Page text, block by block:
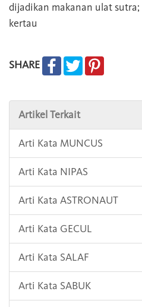
dijadikan makanan ulat sutra;
kertau
SHARE
Artikel Terkait
Arti Kata MUNCUS
Arti Kata NIPAS
Arti Kata ASTRONAUT
Arti Kata GECUL
Arti Kata SALAF
Arti Kata SABUK